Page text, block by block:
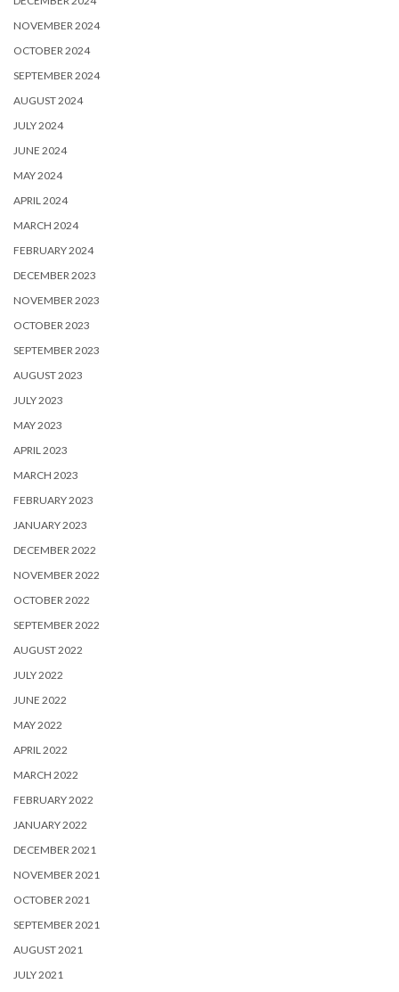
NOVEMBER 2024
OCTOBER 2024
SEPTEMBER 2024
AUGUST 2024
JULY 2024
JUNE 2024
MAY 2024
APRIL 2024
MARCH 2024
FEBRUARY 2024
DECEMBER 2023
NOVEMBER 2023
OCTOBER 2023
SEPTEMBER 2023
AUGUST 2023
JULY 2023
MAY 2023
APRIL 2023
MARCH 2023
FEBRUARY 2023
JANUARY 2023
DECEMBER 2022
NOVEMBER 2022
OCTOBER 2022
SEPTEMBER 2022
AUGUST 2022
JULY 2022
JUNE 2022
MAY 2022
APRIL 2022
MARCH 2022
FEBRUARY 2022
JANUARY 2022
DECEMBER 2021
NOVEMBER 2021
OCTOBER 2021
SEPTEMBER 2021
AUGUST 2021
JULY 2021